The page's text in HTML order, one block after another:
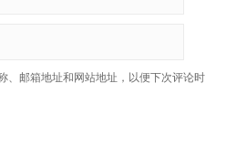
、邮箱地址和网站地址，以便下次评论时